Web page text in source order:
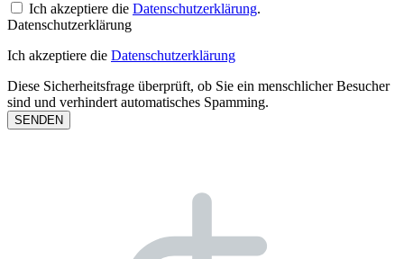
Ich akzeptiere die Datenschutzerklärung.
Datenschutzerklärung
Ich akzeptiere die Datenschutzerklärung
Diese Sicherheitsfrage überprüft, ob Sie ein menschlicher Besucher
sind und verhindert automatisches Spamming.